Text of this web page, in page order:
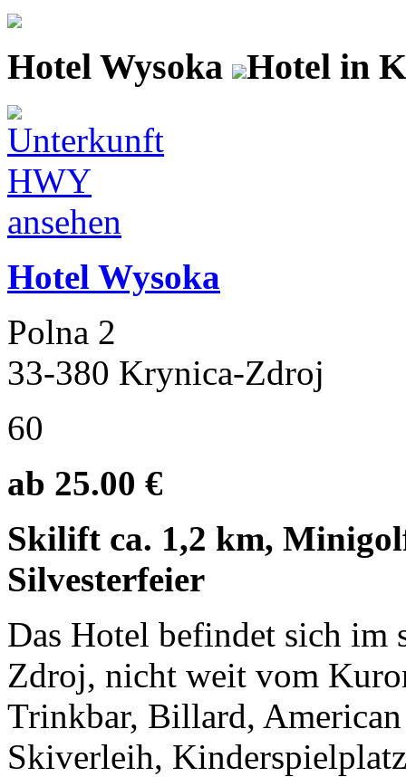
Hotel Wysoka Hotel in
Hotel Wysoka
Polna 2
33-380 Krynica-Zdroj
60
ab 25.00 €
Skilift ca. 1,2 km,
Silvesterfeier
Das Hotel befindet sich
Zdroj, nicht weit vom
Trinkbar, Billard,
Skiverleih,